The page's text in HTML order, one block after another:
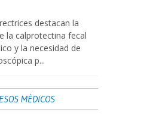
destacan la
la calprotectina fecal
y la necesidad de
p...
MÉDICOS